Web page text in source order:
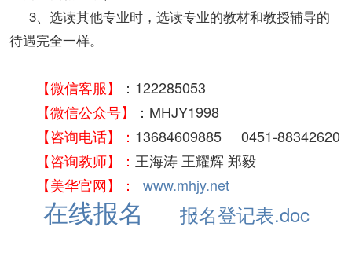
3、选读其他专业时，选读专业的教材和教授辅导的
待遇完全一样。
【微信客服】
：122285053
【微信公众号】
：MHJY1998
【咨询电话】： 13684609885 0451-88342620
【咨询教师】： 王海涛 王耀辉 郑毅
【美华官网】： www.mhjy.net
在线报名 报名登记表.doc